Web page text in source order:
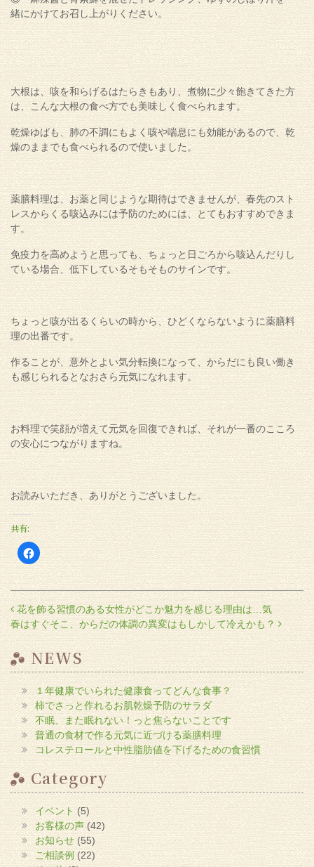
緒にかけてお召し上がりください。
大根は、咳を和らげるはたらきもあり、煮物に少々飽きてきた方
は、こんな大根の食べ方でも美味しく食べられます。
乾燥ゆばも、肺の不調にもよく咳や喘息にも効能があるので、乾
燥のままでも食べられるので使いました。
薬膳料理は、お薬と同じような期待はできませんが、春先のスト
レスからくる咳込みには予防のためには、とてもおすすめできま
す。
免疫力を高めようと思っても、ちょっと日ごろから咳込んだりし
ている場合、低下しているそもそものサインです。
ちょっと咳が出るくらいの時から、ひどくならないように薬膳料
理の出番です。
作ることが、意外とよい気分転換になって、からだにも良い働き
も感じられるとなおさら元気になれます。
お料理で笑顔が増えて元気を回復できれば、それが一番のこころ
の安心につながりますね。
お読みいただき、ありがとうございました。
共有:
Facebook
で
共
有
す
る
に
は
ク
リ
ッ
ク
し
て
く
だ
さ
い
(新
し
い
ウ
ィ
ン
ド
ウ
で
開
き
ま
す)
投稿ナビゲーション
花を飾る習慣のある女性がどこか魅力を感じる理由は…気
春はすぐそこ、からだの体調の異変はもしかして冷えかも？
NEWS
１年健康でいられた健康食ってどんな食事？
柿でさっと作れるお肌乾燥予防のサラダ
不眠、また眠れない！っと焦らないことです
普通の食材で作る元気に近づける薬膳料理
コレステロールと中性脂肪値を下げるための食習慣
Category
イベント (5)
お客様の声 (42)
お知らせ(55)
ご相談例(22)